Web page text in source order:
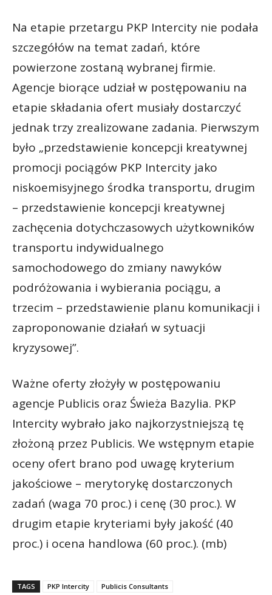
Na etapie przetargu PKP Intercity nie podała
szczegółów na temat zadań, które
powierzone zostaną wybranej firmie.
Agencje biorące udział w postępowaniu na
etapie składania ofert musiały dostarczyć
jednak trzy zrealizowane zadania. Pierwszym
było „przedstawienie koncepcji kreatywnej
promocji pociągów PKP Intercity jako
niskoemisyjnego środka transportu, drugim
– przedstawienie koncepcji kreatywnej
zachęcenia dotychczasowych użytkowników
transportu indywidualnego
samochodowego do zmiany nawyków
podróżowania i wybierania pociągu, a
trzecim – przedstawienie planu komunikacji i
zaproponowanie działań w sytuacji
kryzysowej”.
Ważne oferty złożyły w postępowaniu
agencje Publicis oraz Świeża Bazylia. PKP
Intercity wybrało jako najkorzystniejszą tę
złożoną przez Publicis. We wstępnym etapie
oceny ofert brano pod uwagę kryterium
jakościowe – merytorykę dostarczonych
zadań (waga 70 proc.) i cenę (30 proc.). W
drugim etapie kryteriami były jakość (40
proc.) i ocena handlowa (60 proc.). (mb)
TAGS PKP Intercity Publicis Consultants